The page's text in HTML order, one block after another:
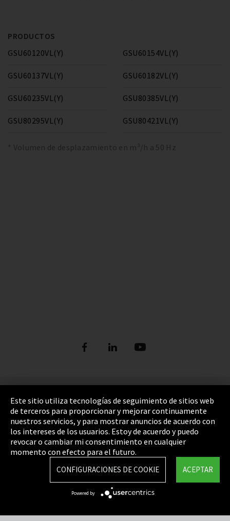
PRODUCTOS
GSU60120VL(Y)
GSU60137VL(Y)
GSU60154VL(Y)
GSU60182VL(Y)
GSU60235VL(Y)
GSU80295VL(Y)
GSU80385VL(Y)
GSU80421VL(Y)
* Volumen de desplazamiento en m³/h a 50 Hz
Pie de imprenta
Política de privacidad
Cookie Settings
Términos y Condiciones
Mapa del sitio
Integrity Line
Este sitio utiliza tecnologías de seguimiento de sitios web
de terceros para proporcionar y mejorar continuamente
nuestros servicios, y para mostrar anuncios de acuerdo con
los intereses de los usuarios. Estoy de acuerdo y puedo
revocar o cambiar mi consentimiento en cualquier
momento con efecto para el futuro.
ACEPTAR
CONFIGURACIONES DE COOKIE
Powered by